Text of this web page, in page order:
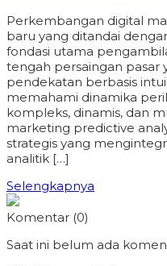
Perkembangan digital
baru yang ditandai
fondasi utama
tengah persaingan pasar
pendekatan berbasis
memahami dinamika
kompleks, dinamis, dan
marketing predictive
strategis yang
analitik […]
Selengkapnya
Komentar (0)
Saat ini belum ada